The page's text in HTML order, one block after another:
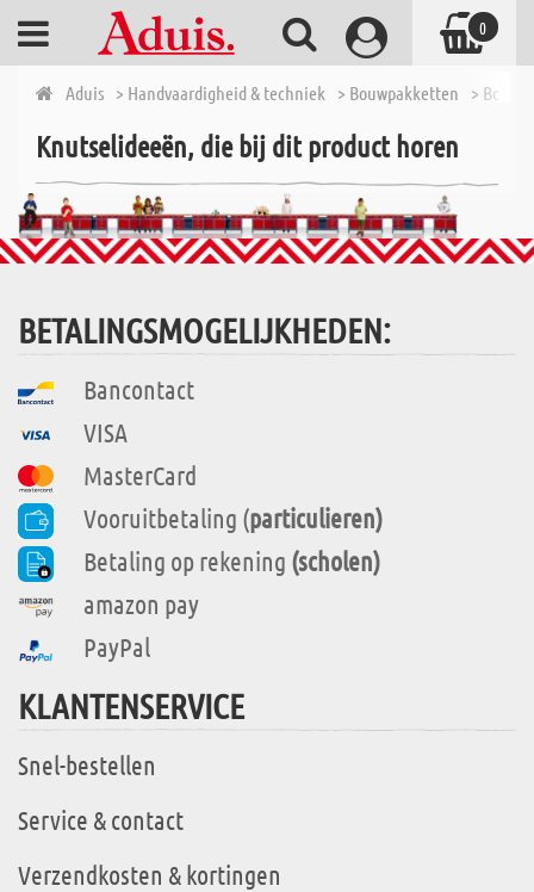
Aduis > Handvaardigheid & techniek > Bouwpakketten >
Knutselideeën, die bij dit product horen
BETALINGSMOGELIJKHEDEN:
Bancontact
VISA
MasterCard
Vooruitbetaling (particulieren)
Betaling op rekening (scholen)
amazon pay
PayPal
KLANTENSERVICE
Snel-bestellen
Service & contact
Verzendkosten & kortingen
0